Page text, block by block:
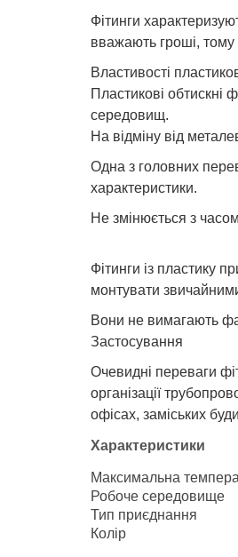
Фітинги
вважають гроші,
Властивості
Пластикові обтискні
середовищ.
На відміну від
Одна з головних
характеристики.
Не змінюється з
Фітинги із пластику
монтувати
Вони не вимагають
Застосування
Очевидні переваги
організації
офісах, заміських
Характеристики
Максимальна
Робоче середовище
Тип приєднання
Колір